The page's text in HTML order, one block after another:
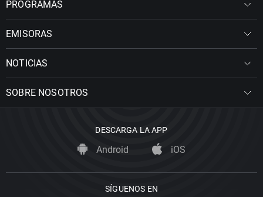
PROGRAMAS
EMISORAS
NOTICIAS
SOBRE NOSOTROS
DESCARGA LA APP
Android iOS
SÍGUENOS EN